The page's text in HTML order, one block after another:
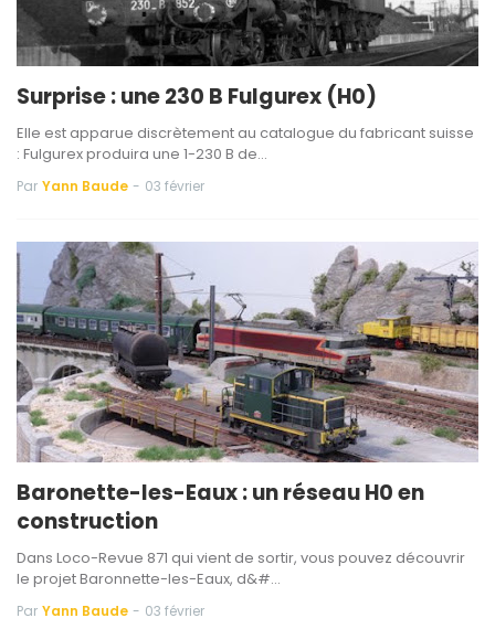
Surprise : une 230 B Fulgurex (H0)
Elle est apparue discrètement au catalogue du fabricant suisse
: Fulgurex produira une 1-230 B de…
Par Yann Baude - 03 février
Baronette-les-Eaux : un réseau H0 en
construction
Dans Loco-Revue 871 qui vient de sortir, vous pouvez découvrir
le projet Baronnette-les-Eaux, d&#…
Par Yann Baude - 03 février